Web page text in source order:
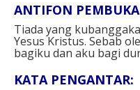
ANTIFON
Tiada yang
Yesus Kristus. Sebab
bagiku dan aku bagi
KATA PENGANTAR: